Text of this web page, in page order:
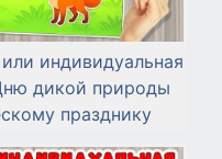
индивидуальная
дикой природы
празднику